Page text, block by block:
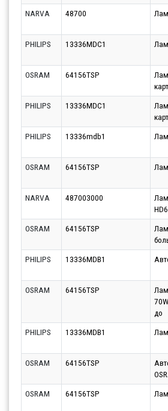
NARVA
48700
PHILIPS 13336MDC1
OSRAM 64156TSP
PHILIPS
13336MDC1
PHILIPS
13336mdb1
OSRAM 64156TSP
NARVA 487003000
OSRAM
64156TSP
PHILIPS
13336MDB1
OSRAM 64156TSP
до
PHILIPS
13336MDB1
OSRAM 64156TSP
OSRAM
64156TSP